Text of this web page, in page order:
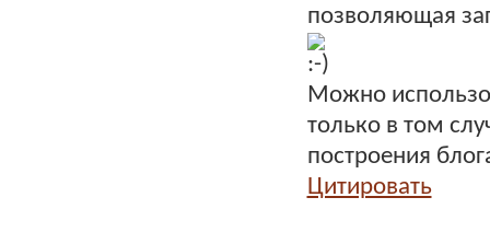
позволяющая
Можно
только в том
построения
Цитировать